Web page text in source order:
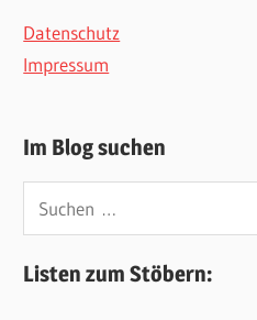
Datenschutz
Impressum
Im Blog suchen
Listen zum Stöbern: